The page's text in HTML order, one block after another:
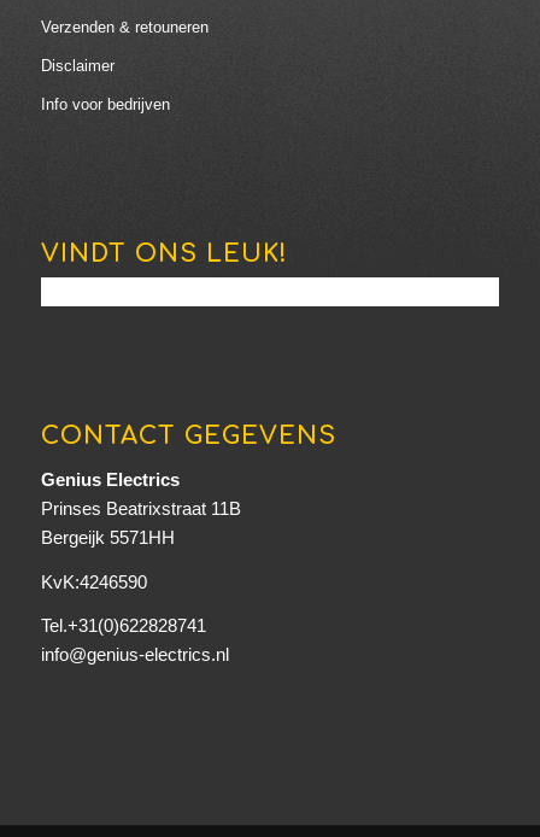
Verzenden & retouneren
Disclaimer
Info voor bedrijven
VINDT ONS LEUK!
CONTACT GEGEVENS
Genius Electrics
Prinses Beatrixstraat 11B
Bergeijk 5571HH
KvK:4246590
Tel.+31(0)622828741
info@genius-electrics.nl